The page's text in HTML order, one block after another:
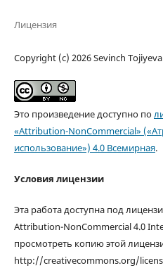
Лицензия
Copyright (c) 2026 Sevinch Tojiyeva
Это произведение доступно по
«Attribution-NonCommercial»
использование») 4.0 Всемирная.
Условия лицензии
Эта работа доступна под
Attribution-NonCommercial 4.0
просмотреть копию этой
http://creativecommons.org/